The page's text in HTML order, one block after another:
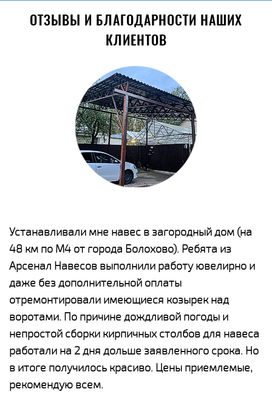
ОТЗЫВЫ И БЛАГОДАРНОСТИ НАШИХ
КЛИЕНТОВ
Устанавливали мне навес в загородный дом (на
48 км по М4 от города Болохово). Ребята из
Арсенал Навесов выполнили работу ювелирно и
даже без дополнительной оплаты
отремонтировали имеющиеся козырек над
воротами. По причине дождливой погоды и
непростой сборки кирпичных столбов для навеса
работали на 2 дня дольше заявленного срока. Но
в итоге получилось красиво. Цены приемлемые,
рекомендую всем.